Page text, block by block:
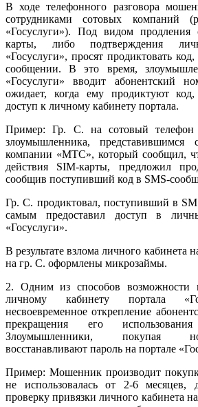
В ходе телефонного разговора
сотрудниками сотовых компаний
«Госуслуги»). Под видом продления
карты, либо подтверждения
«Госуслуги», просят продиктовать
сообщении. В это время,
«Госуслуги» вводит абонентский
ожидает, когда ему продиктуют
доступ к личному кабинету портала.
Пример: Гр. С. на сотовый телефон
злоумышленника, представившимся
компании «МТС», который сообщил,
действия SIM-карты, предложил
сообщив поступивший код в SMS-
Гр. С. продиктовал, поступивший в
самым предоставил доступ в
«Госуслуги».
В результате взлома личного кабинета
на гр. С. оформлены микрозаймы.
2. Одним из способов возможности
личному кабинету портала
несвоевременное открепление
прекращения его
Злоумышленники, покупая
восстанавливают пароль на портале
Пример: Мошенник производит
не использовалась от 2-6 месяцев,
проверку привязки личного кабинета